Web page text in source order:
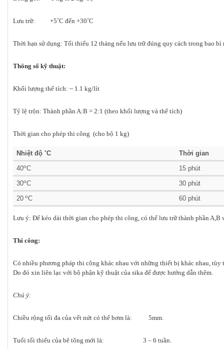
Lưu trữ: +5˚C đến +30˚C
Thời hạn sử dụng: Tối thiểu 12 tháng nếu lưu trữ đúng quy cách trong bao bì
Thông số kỹ thuật:
Khối lượng thể tích: ~ 1.1 kg/lít
Tỷ lệ trộn: Thành phần A:B = 2:1 (theo khối lượng và thể tích)
Thời gian cho phép thi công (cho bộ 1 kg)
Nhiệt độ ˚C
Thời gian
40oC
15 phút
30oC
30 phút
20 oC 60 phút
Lưu ý: Để kéo dài thời gian cho phép thi công, có thể lưu trữ thành phần
Thi công:
Có nhiều phương pháp thi công khác nhau với những thiết bị khác nhau,
Do đó xin liên lạc với bộ phận kỹ thuật của sika để được hướng dẫn thêm.
Chú ý:
Chiều rộng tối đa của vết nứt có thể bơm là: 5mm.
Tuổi tối thiểu của bê tông mới là: 3 – 6 tuần.